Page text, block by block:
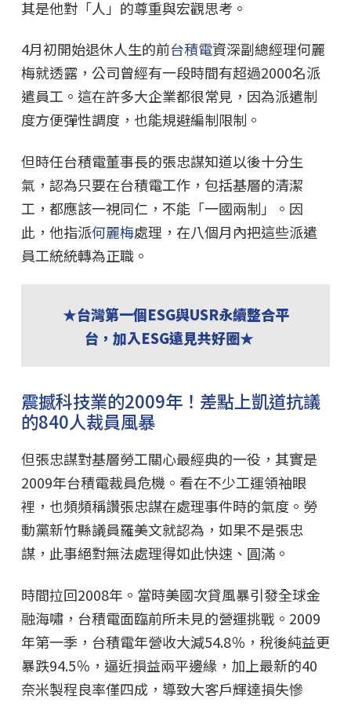
其是他對「人」的尊重與宏觀思考。
4月初開始退休人生的前台積電資深副總經理何麗
梅就透露，公司曾經有一段時間有超過2000名派
遣員工。這在許多大企業都很常見，因為派遣制
度方便彈性調度，也能規避編制限制。
但時任台積電董事長的張忠謀知道以後十分生
氣，認為只要在台積電工作，包括基層的清潔
工，都應該一視同仁，不能「一國兩制」。因
此，他指派何麗梅處理，在八個月內把這些派遣
員工統統轉為正職。
★台灣第一個ESG與USR永續整合平
台，加入ESG遠見共好圈★
震撼科技業的2009年！差點上凱道抗議
的840人裁員風暴
但張忠謀對基層勞工關心最經典的一役，其實是
2009年台積電裁員危機。看在不少工運領袖眼
裡，也頻頻稱讚張忠謀在處理事件時的氣度。勞
動黨新竹縣議員羅美文就認為，如果不是張忠
謀，此事絕對無法處理得如此快速、圓滿。
時間拉回2008年。當時美國次貸風暴引發全球金
融海嘯，台積電面臨前所未見的營運挑戰。2009
年第一季，台積電年營收大減54.8％，稅後純益更
暴跌94.5％，逼近損益兩平邊緣，加上最新的40
奈米製程良率僅四成，導致大客戶輝達損失慘